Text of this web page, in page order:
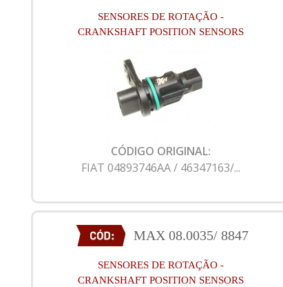
SENSORES DE ROTAÇÃO -
CRANKSHAFT POSITION SENSORS
CÓDIGO ORIGINAL:
FIAT 04893746AA / 46347163/...
MAX 08.0035/ 8847
SENSORES DE ROTAÇÃO -
CRANKSHAFT POSITION SENSORS